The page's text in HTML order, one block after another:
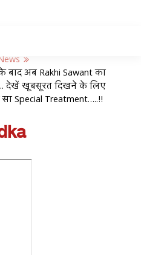
बाद अब Rakhi Sawant का
देखें खूबसूरत दिखने के लिए
Special Treatment…..!!